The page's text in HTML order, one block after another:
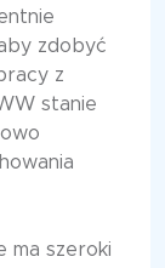
zdobyć
z
stanie
ma szeroki